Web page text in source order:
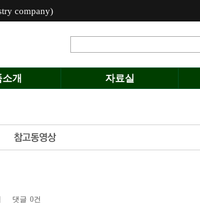
company)
개 자료실
댓글 0건